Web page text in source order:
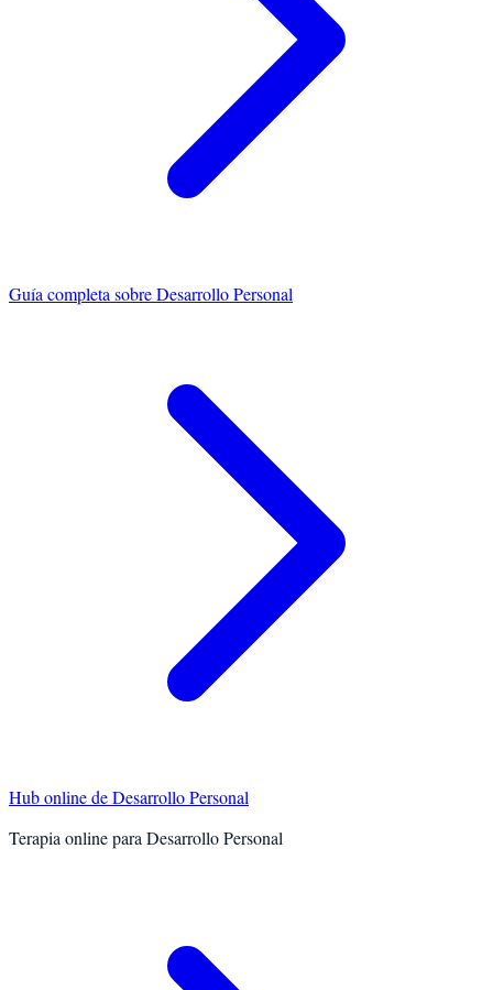
Guía completa sobreDesarrollo Personal
Hub online deDesarrollo Personal
Terapia online para Desarrollo Personal